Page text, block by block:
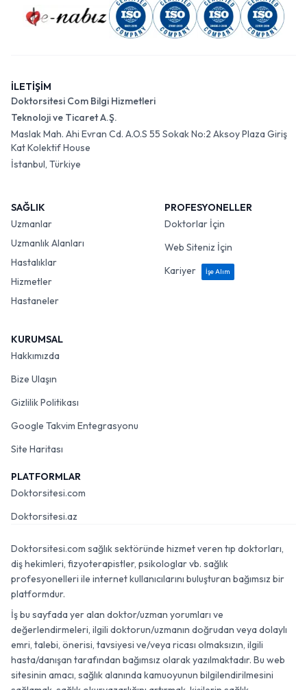
İLETİŞİM
Doktorsitesi Com Bilgi Hizmetleri
Teknoloji ve Ticaret A.Ş.
Maslak Mah. Ahi Evran Cd. A.O.S 55 Sokak No:2 Aksoy Plaza Giriş
Kat Kolektif House
İstanbul, Türkiye
SAĞLIK
Uzmanlar
Uzmanlık Alanları
Hastalıklar
Hizmetler
Hastaneler
PROFESYONELLER
Doktorlar İçin
Web Siteniz İçin
Kariyer
İşe Alım
KURUMSAL
Hakkımızda
Bize Ulaşın
Gizlilik Politikası
Google Takvim Entegrasyonu
Site Haritası
PLATFORMLAR
Doktorsitesi.com
Doktorsitesi.az
Doktorsitesi.com sağlık sektöründe hizmet veren tıp doktorları,
diş hekimleri, fizyoterapistler, psikologlar vb. sağlık
profesyonelleri ile internet kullanıcılarını buluşturan bağımsız bir
platformdur.
İş bu sayfada yer alan doktor/uzman yorumları ve
değerlendirmeleri, ilgili doktorun/uzmanın doğrudan veya dolaylı
emri, talebi, önerisi, tavsiyesi ve/veya ricası olmaksızın, ilgili
hasta/danışan tarafından bağımsız olarak yazılmaktadır. Bu web
sitesinin amacı, sağlık alanında kamuoyunun bilgilendirilmesini